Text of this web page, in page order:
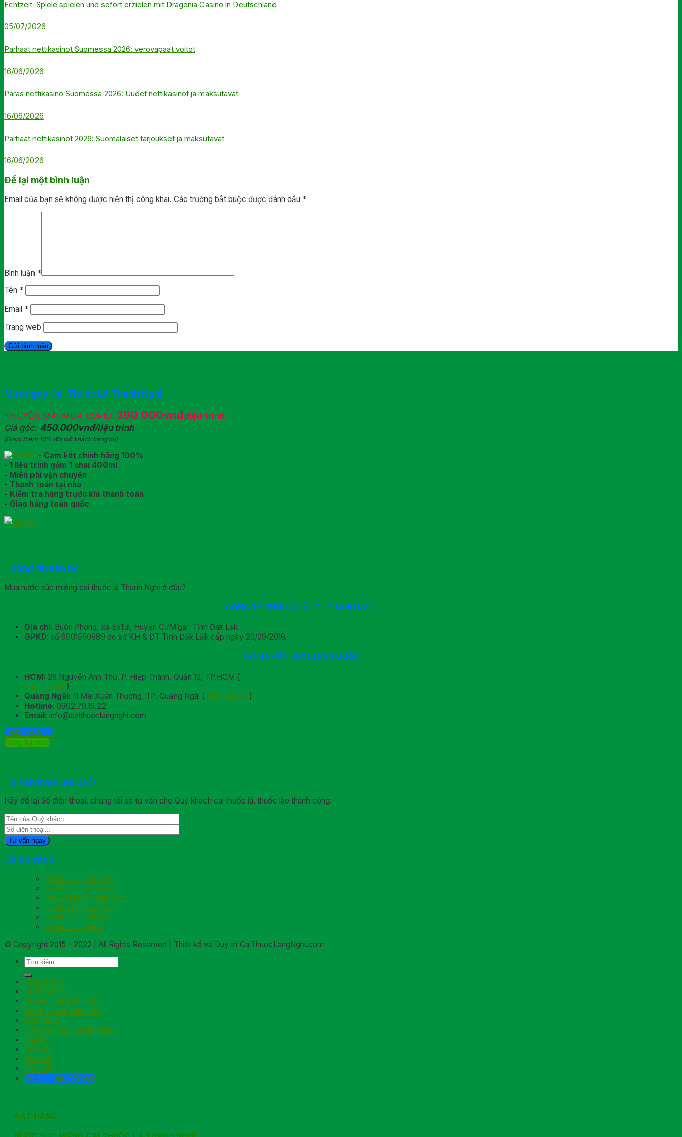
Echtzeit-Spiele spielen und sofort erzielen mit Dragonia Casino in Deutschland
05/07/2026
Parhaat nettikasinot Suomessa 2026: verovapaat voitot
16/06/2026
Paras nettikasino Suomessa 2026: Uudet nettikasinot ja maksutavat
16/06/2026
Parhaat nettikasinot 2026: Suomalaiset tarjoukset ja maksutavat
16/06/2026
Để lại một bình luận
Email của bạn sẽ không được hiển thị công khai. Các trường bắt buộc được đánh dấu *
Bình luận *
Tên *
Email *
Trang web
Mua ngay Cai Thuốc Lá Thanh Nghị
KHUYẾN MÃI MÙA COVID: 390.000vnđ/liệu trình
Giá gốc: 450.000vnđ/liệu trình
(Giảm thêm 10% đối với khách hàng cũ)
- Cam kết chính hãng 100%
- 1 liệu trình gồm 1 chai 400ml
- Miễn phí vận chuyển
- Thanh toán tại nhà
- Kiểm tra hàng trước khi thanh toán
- Giao hàng toàn quốc
Thông tin liên hệ
Mua nước súc miệng cai thuốc lá Thanh Nghị ở đâu?
CÔNG TY TNHH QUỐC TẾ THANH NGHỊ
Địa chỉ: Buôn Phơng, xã EaTul, Huyện CưM’gar, Tỉnh Đak Lak
GPKD: số 6001550889 do sở KH & ĐT Tỉnh Đăk Lăk cấp ngày 20/09/2016.
KÊNH PHÂN PHỐI TOÀN QUỐC
HCM: 26 Nguyễn Ảnh Thủ, P. Hiệp Thành, Quận 12, TP.HCM (
xem bản đồ)
Quảng Ngãi: 11 Mai Xuân Thưởng, TP. Quảng Ngãi ( xem bản đồ)
Hotline: 0902.79.19.22
Email: info@caithuoclangnghi.com
0902.79.19.22
Đăng ký mua
Tư vấn miễn phí 24/7
Hãy để lại Số điện thoại, chúng tôi sẽ tư vấn cho Quý khách cai thuốc lá, thuốc lào thành công:
Chính sách
Chính sách bảo mật
Chính sách giao nhận
Phương thức thanh toán
Chính sách bảo hành
Chính sách đổi trả
Chính sách đại lý
© Copyright 2015 - 2022 | All Rights Reserved | Thiết kế và Duy trì CaiThuocLangNghi.com
Trang chủ
Hướng dẫn
Khách hàng chia sẻ
Kiểm tra chính hãng
Đặt hàng
Chứng nhận & Danh hiệu
Đại lý
Báo chí
Tin tức
Liên hệ
Hotline: 0902791922
ĐẶT HÀNG